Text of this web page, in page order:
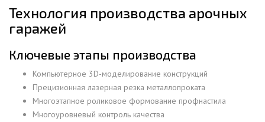
Технология производства арочных
гаражей
Ключевые этапы производства
Компьютерное 3D-моделирование конструкций
Прецизионная лазерная резка металлопроката
Многоэтапное роликовое формование профнастила
Многоуровневый контроль качества